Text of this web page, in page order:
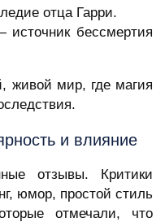
отца Гарри.
бессмертия
живой мир, где магия
и влияние
отзывы. Критики
юмор, простой стиль
отмечали, что